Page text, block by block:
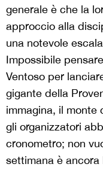
generale è che la
approccio alla
una notevole
Impossibile
Ventoso per
gigante della
immagina, il monte
gli organizzatori
cronometro; non
settimana è